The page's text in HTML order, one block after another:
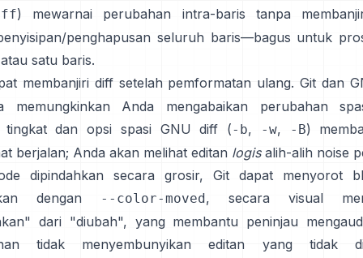
) mewarnai perubahan intra-baris tanpa
penghapusan seluruh baris—bagus untuk
satu baris.
membanjiri diff setelah pemformatan ulang. Git dan
memungkinkan Anda
mengabaikan perubahan
tingkat dan opsi spasi GNU diff (-b, -w, -B)
berjalan; Anda akan melihat editan logisalih-alih noise
dipindahkan secara grosir, Git dapat
menyorot
dengan --color-moved , secara visual
dari "diubah", yang membantu peninjau
tidak menyembunyikan editan yang tidak